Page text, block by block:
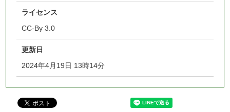
ライセンス
CC-By 3.0
更新日
2024年4月19日 13時14分